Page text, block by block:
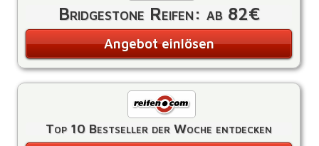
Bridgestone Reifen: ab 82€
Angebot einlösen
Top 10 Bestseller der Woche entdecken